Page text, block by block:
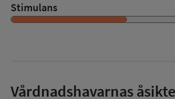
Stimulans
Vårdnadshavarnas